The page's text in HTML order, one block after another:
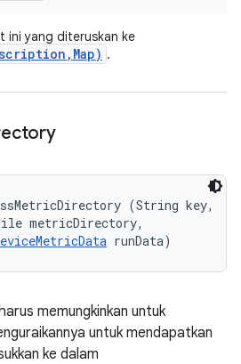
ini yang diteruskan ke
, Map) .
(String key,
metricDirectory,
runData)
memungkinkan untuk
untuk mendapatkan
ke dalam